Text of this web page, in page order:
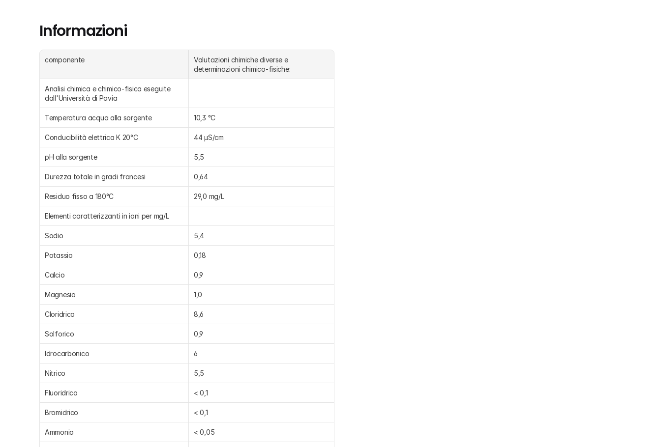
Informazioni
componente
Valutazioni chimiche diverse e
determinazioni chimico-fisiche:
Analisi chimica e chimico-fisica eseguite
dall'Università di Pavia
Temperatura acqua alla sorgente 10,3 °C
Conducibilità elettrica K 20°C 44 μS/cm
pH alla sorgente 5,5
Durezza totale in gradi francesi 0,64
Residuo fisso a 180°C 29,0 mg/L
Elementi caratterizzanti in ioni per mg/L
Sodio 5,4
Potassio 0,18
Calcio 0,9
Magnesio 1,0
Cloridrico 8,6
Solforico 0,9
Idrocarbonico 6
Nitrico 5,5
Fluoridrico < 0,1
Bromidrico < 0,1
Ammonio < 0,05